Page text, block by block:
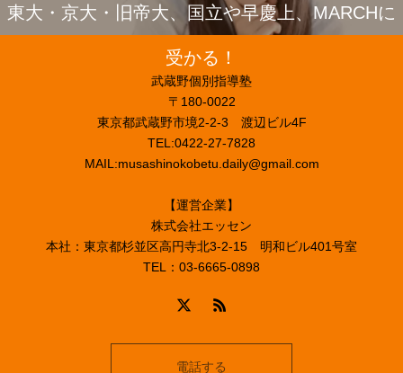
東大・京大・旧帝大、国立や早慶上、MARCHに
受かる！
武蔵野個別指導塾
〒180-0022
東京都武蔵野市境2-2-3 渡辺ビル4F
TEL:0422-27-7828
MAIL:musashinokobetu.daily@gmail.com
【運営企業】
株式会社エッセン
本社：東京都杉並区高円寺北3-2-15 明和ビル401号室
TEL：03-6665-0898
電話する